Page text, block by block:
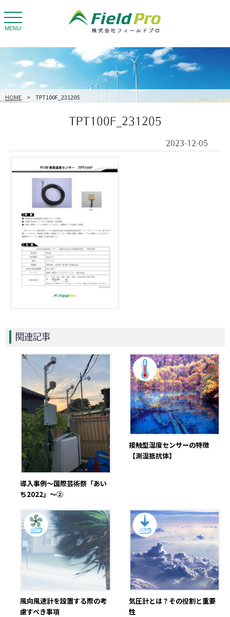
toggle
navigation
MENU
HOME > TPT100F_231205
TPT100F_231205
2023-12-05
関連記事
導入事例～国際芸術祭「あい
ち2022」～②
接触型温度センサーの特徴
【測温抵抗体】
風向風速計を設置する際の考
慮すべき事項
気圧計とは？その役割と重要
性